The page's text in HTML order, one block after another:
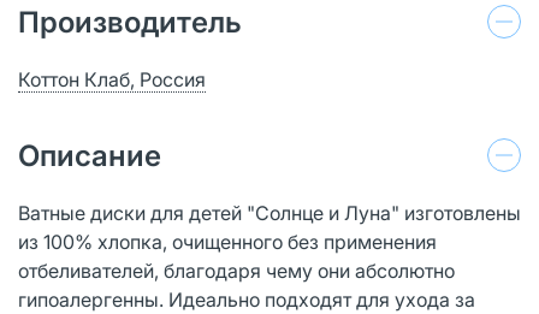
Производитель
Коттон Клаб, Россия
Описание
Ватные диски для детей "Солнце и Луна" изготовлены
из 100% хлопка, очищенного без применения
отбеливателей, благодаря чему они абсолютно
гипоалергенны. Идеально подходят для ухода за